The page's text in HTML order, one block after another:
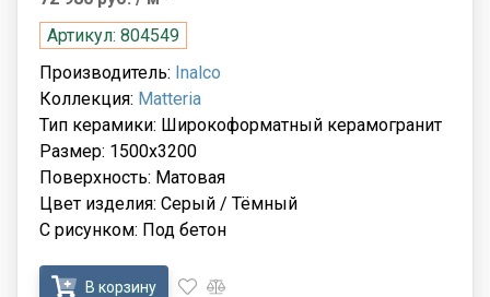
Артикул: 804549
Производитель: Inalco
Коллекция: Matteria
Тип керамики: Широкоформатный керамогранит
Размер: 1500x3200
Поверхность: Матовая
Цвет изделия: Серый / Тёмный
С рисунком: Под бетон
В корзину